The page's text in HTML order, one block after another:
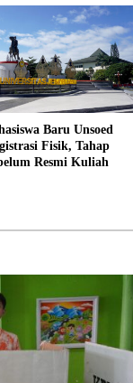
Baru Unsoed
Fisik, Tahap
Resmi Kuliah